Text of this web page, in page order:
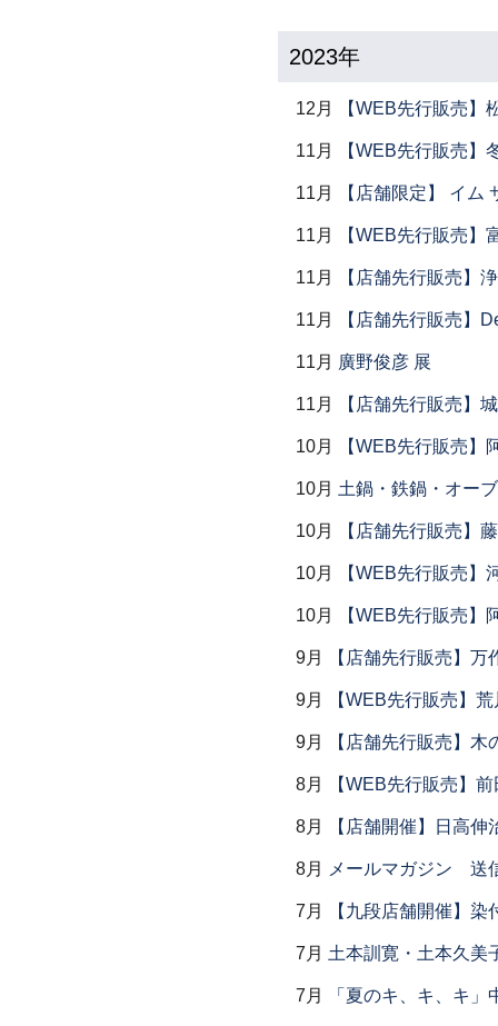
2023年
12月 【WEB先行販売】
11月 【WEB先行販売】
11月 【店舗限定】 イ
11月 【WEB先行販売】
11月 【店舗先行販売】
11月 【店舗先行販売】
11月 廣野俊彦 展
11月 【店舗先行販売】
10月 【WEB先行販売】
10月 土鍋・鉄鍋・オー
10月 【店舗先行販売】
10月 【WEB先行販売】
10月 【WEB先行販売】
9月 【店舗先行販売】万
9月 【WEB先行販売】
9月 【店舗先行販売】木
8月 【WEB先行販売】
8月 【店舗開催】日高
8月 メールマガジン 送
7月 【九段店舗開催】染
7月 土本訓寛・土本久美
7月 「夏のキ、キ、キ